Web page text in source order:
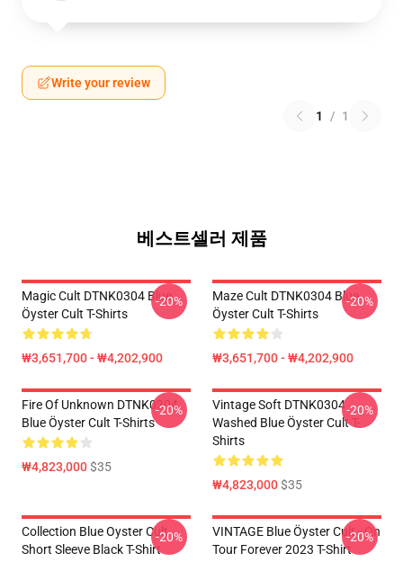
Write your review
1 / 1
베스트셀러 제품
Magic Cult DTNK0304 Blue
Öyster Cult T-Shirts
₩3,651,700 - ₩4,202,900
-20%
Maze Cult DTNK0304 Blue
Öyster Cult T-Shirts
₩3,651,700 - ₩4,202,900
-20%
Fire Of Unknown DTNK0304
Blue Öyster Cult T-Shirts
₩4,823,000$35
-20%
Vintage Soft DTNK0304
Washed Blue Öyster Cult T-
Shirts
₩4,823,000$35
-20%
Collection Blue Oyster Cult
Short Sleeve Black T-Shirt
-20%
VINTAGE Blue Öyster Cult - On
Tour Forever 2023 T-Shirt
-20%